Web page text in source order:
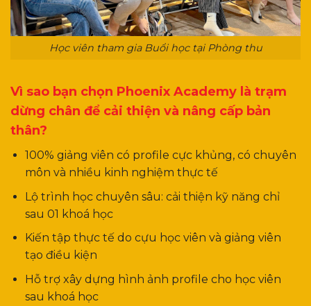
Học viên tham gia Buổi học tại Phòng thu
Vì sao bạn chọn Phoenix Academy là trạm
dừng chân để cải thiện và nâng cấp bản
thân?
100% giảng viên có profile cực khủng, có chuyên
môn và nhiều kinh nghiệm thực tế
Lộ trình học chuyên sâu: cải thiện kỹ năng chỉ
sau 01 khoá học
Kiến tập thực tế do cựu học viên và giảng viên
tạo điều kiện
Hỗ trợ xây dựng hình ảnh profile cho học viên
sau khoá học